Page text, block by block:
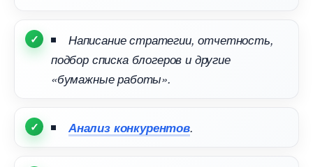
Написание стратегии, отчетность,
подбор списка блогеров и другие
«бумажные работы».
Анализ конкуренто.